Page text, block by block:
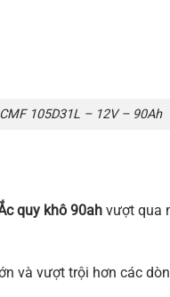
105D31L – 12V – 90Ah
quy khô 90ah vượt qua
và vượt trội hơn các